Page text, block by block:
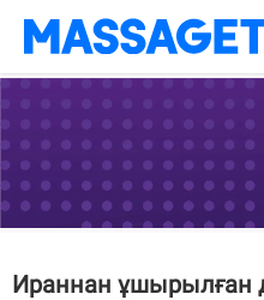
Ираннан ұшырылған